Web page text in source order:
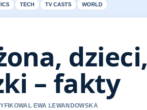
TECH TV CASTS WORLD
dzieci,
– fakty
EWA LEWANDOWSKA